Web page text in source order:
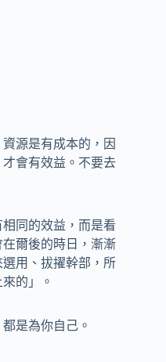
源是有成本的，因
會有效益。不要去
同的效益，而是看
爾後的時日，漸漸
用、拔擢幹部，所
的」。
是為你自己。